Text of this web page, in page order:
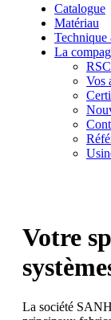
Catalogue
Matériau
La
RSC
Vos
Votre
La société